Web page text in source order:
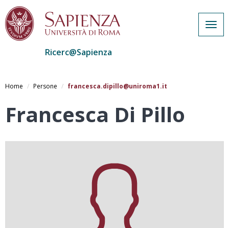
al
Ricerc@Sapienza
Home Persone francesca.dipillo@uniroma1.it
Francesca Di Pillo